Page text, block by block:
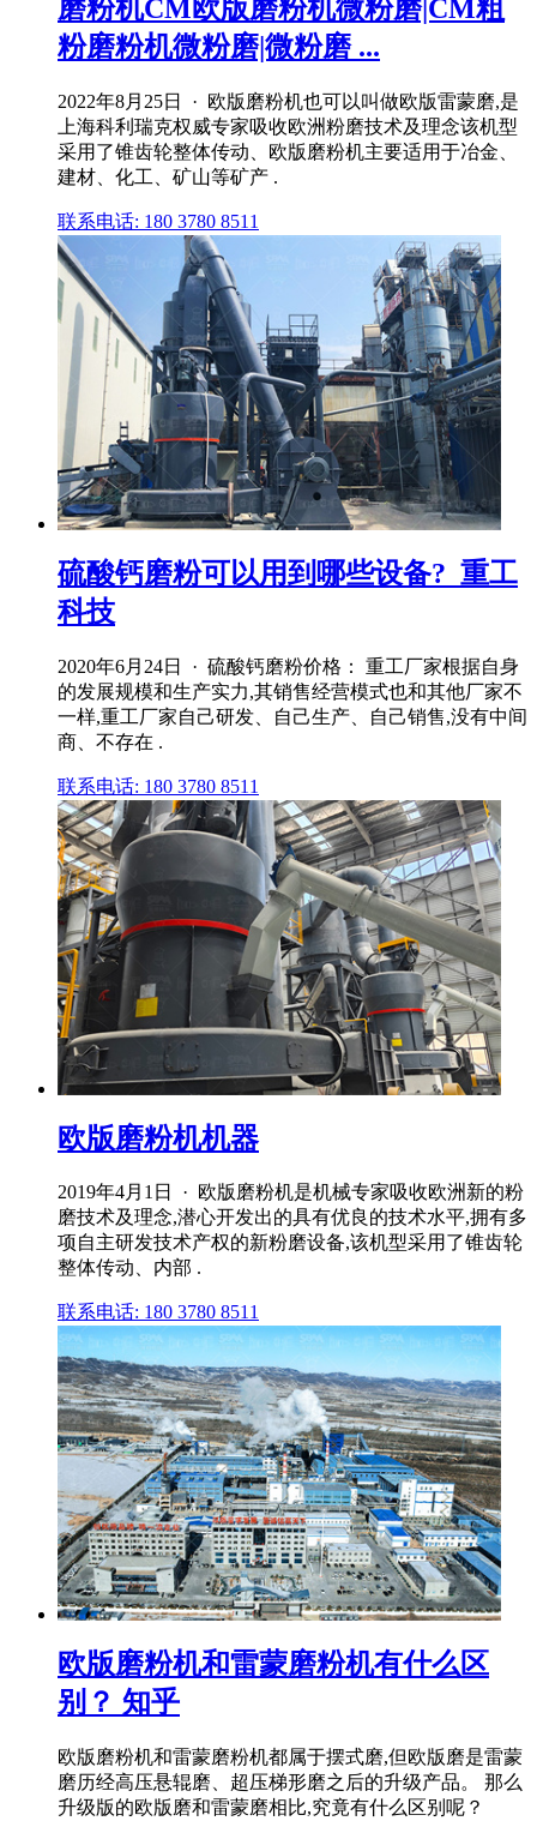
磨粉机CM欧版磨粉机微粉磨|CM粗
粉磨粉机微粉磨|微粉磨 ...
2022年8月25日 · 欧版磨粉机也可以叫做欧版雷蒙磨,是
上海科利瑞克权威专家吸收欧洲粉磨技术及理念该机型
采用了锥齿轮整体传动、欧版磨粉机主要适用于冶金、
建材、化工、矿山等矿产 .
联系电话: 180 3780 8511
硫酸钙磨粉可以用到哪些设备?_重工
科技
2020年6月24日 · 硫酸钙磨粉价格： 重工厂家根据自身
的发展规模和生产实力,其销售经营模式也和其他厂家不
一样,重工厂家自己研发、自己生产、自己销售,没有中间
商、不存在 .
联系电话: 180 3780 8511
欧版磨粉机机器
2019年4月1日 · 欧版磨粉机是机械专家吸收欧洲新的粉
磨技术及理念,潜心开发出的具有优良的技术水平,拥有多
项自主研发技术产权的新粉磨设备,该机型采用了锥齿轮
整体传动、内部 .
联系电话: 180 3780 8511
欧版磨粉机和雷蒙磨粉机有什么区
别？ 知乎
欧版磨粉机和雷蒙磨粉机都属于摆式磨,但欧版磨是雷蒙
磨历经高压悬辊磨、超压梯形磨之后的升级产品。 那么
升级版的欧版磨和雷蒙磨相比,究竟有什么区别呢？